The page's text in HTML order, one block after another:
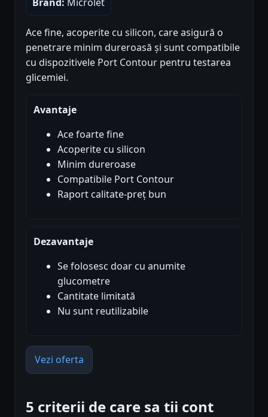
Ace fine, acoperite cu silicon, care asigură o
penetrare minim dureroasă și sunt compatibile
cu dispozitivele Port Contour pentru testarea
glicemiei.
Avantaje
Ace foarte fine
Acoperite cu silicon
Minim dureroase
Compatibile Port Contour
Raport calitate-preț bun
Dezavantaje
Se folosesc doar cu anumite
glucometre
Cantitate limitată
Nu sunt reutilizabile
Vezi oferta
5 criterii de care sa tii cont